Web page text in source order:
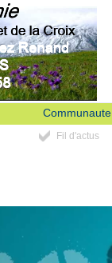
Communaute
Fil d'actus